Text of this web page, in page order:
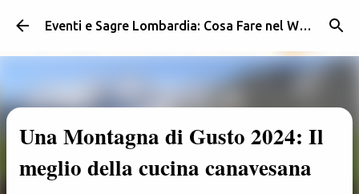
Passa ai contenuti principali Eventi e Sagre Lombardia: Cosa Fare nel Weekend | Weekendidea
Una Montagna di Gusto 2024: Il
meglio della cucina canavesana